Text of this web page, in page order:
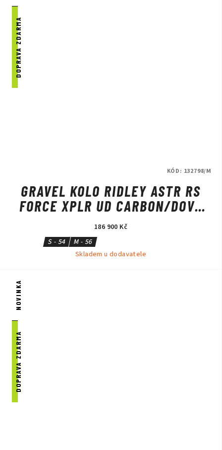
DOPRAVA ZDARMA
GRAVEL KOLO RIDLEY ASTR RS
FORCE XPLR UD CARBON/DOVE
GREY
186 900 Kč
S - 54
M - 56
Skladem u dodavatele
KÓD: 132798/M
NOVINKA
DOPRAVA ZDARMA